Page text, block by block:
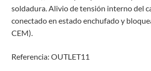
soldadura. Alivio de tensión interno del
conectado en estado enchufado y
CEM).
Referencia: OUTLET11